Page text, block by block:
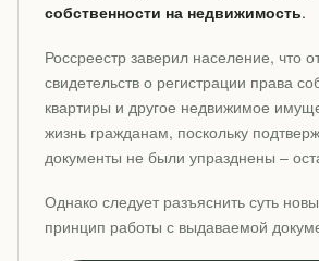
собственности на недвижимость.
Россреестр заверил население, что
свидетельств о регистрации права
квартиры и другое недвижимое
жизнь гражданам, поскольку
документы не были упразднены –
Однако следует разъяснить суть
принцип работы с выдаваемой